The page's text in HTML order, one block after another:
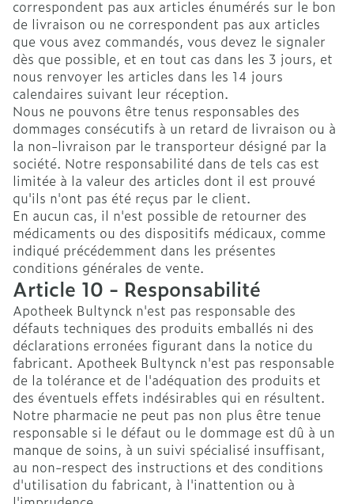
correspondent pas aux articles énumérés sur le bon
de livraison ou ne correspondent pas aux articles
que vous avez commandés, vous devez le signaler
dès que possible, et en tout cas dans les 3 jours, et
nous renvoyer les articles dans les 14 jours
calendaires suivant leur réception.
Nous ne pouvons être tenus responsables des
dommages consécutifs à un retard de livraison ou à
la non-livraison par le transporteur désigné par la
société. Notre responsabilité dans de tels cas est
limitée à la valeur des articles dont il est prouvé
qu'ils n'ont pas été reçus par le client.
En aucun cas, il n'est possible de retourner des
médicaments ou des dispositifs médicaux, comme
indiqué précédemment dans les présentes
conditions générales de vente.
Article 10 - Responsabilité
Apotheek Bultynck n'est pas responsable des
défauts techniques des produits emballés ni des
déclarations erronées figurant dans la notice du
fabricant. Apotheek Bultynck n'est pas responsable
de la tolérance et de l'adéquation des produits et
des éventuels effets indésirables qui en résultent.
Notre pharmacie ne peut pas non plus être tenue
responsable si le défaut ou le dommage est dû à un
manque de soins, à un suivi spécialisé insuffisant,
au non-respect des instructions et des conditions
d'utilisation du fabricant, à l'inattention ou à